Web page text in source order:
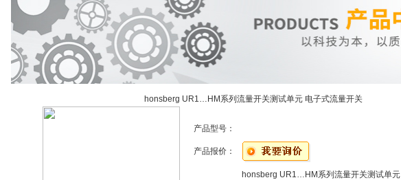
honsberg UR1…HM系列流量开关测试单元 电子式流量开关
产品型号：
产品报价：
honsberg UR1…HM系列流量开关测试单元